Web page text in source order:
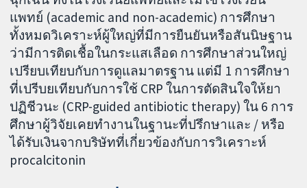
แพทย์ (academic and non-academic) การศึกษา
ทั้งหมดวิเคราะห์ผู้ใหญ่ที่มีการยืนยันหรือสันนิษฐาน
ว่ามีการติดเชื้อในกระแสเลือด การศึกษาส่วนใหญ่
เปรียบเทียบกับการดูแลมาตรฐาน แต่มี 1 การศึกษา
ที่เปรีบยเทียบกับการใช้ CRP ในการตัดสินใจให้ยา
ปฏิชีวนะ (CRP-guided antibiotic therapy) ใน 6 การ
ศึกษาผู้วิจัยเคยทำงานในฐานะที่ปรึกษาและ / หรือ
ได้รับเงินจากบริษัทที่เกี่ยวข้องกับการวิเคราะห์
procalcitonin